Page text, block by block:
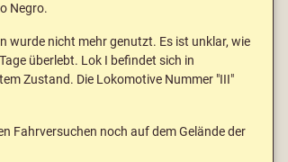
Negro.
wurde nicht mehr genutzt. Es ist unklar, wie
überlebt. Lok I befindet sich in
Zustand. Die Lokomotive Nummer "III"
Fahrversuchen noch auf dem Gelände der